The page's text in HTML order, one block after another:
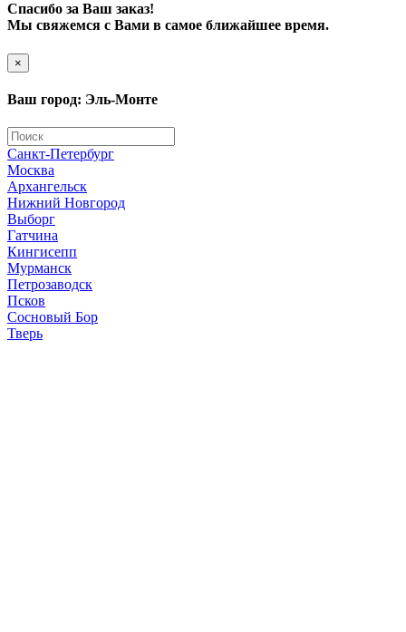
Спасибо за Ваш заказ!
Мы свяжемся с Вами в самое ближайшее время.
×
Ваш город: Эль-Монте
Санкт-Петербург
Москва
Архангельск
Нижний Новгород
Выборг
Гатчина
Кингисепп
Мурманск
Петрозаводск
Псков
Сосновый Бор
Тверь